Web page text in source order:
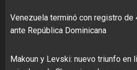
Venezuela terminó con registro de
ante República Dominicana
Makoun y Levski: nuevo triunfo en